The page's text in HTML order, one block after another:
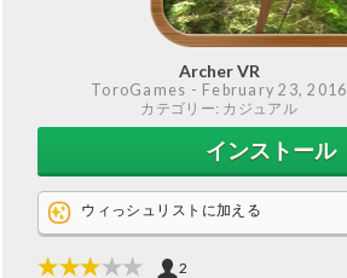
Archer VR
ToroGames - February 23, 2016
カテゴリー: カジュアル
インストール
ウィっシュリストに加える
2